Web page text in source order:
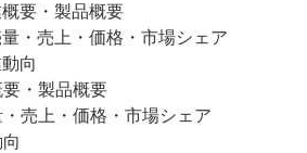
要・製品概要
・売上・価格・市場シェア
向
・製品概要
売上・価格・市場シェア